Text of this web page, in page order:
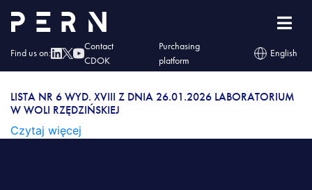
Find us on:
Contact
CDOK
Purchasing
platform
English
Lista nr 6 wyd. XVIII z dnia 26.01.2026
Laboratorium w Woli Rzędzińskiej
LISTA NR 6 WYD. XVIII Z DNIA 26.01.2026
LABORATORIUM W WOLI RZĘDZIŃSKIEJ
LISTA NR 6 WYD. XVIII Z DNIA 26.01.2026 LABORATORIUM
W WOLI RZĘDZIŃSKIEJ
Czytaj więcej